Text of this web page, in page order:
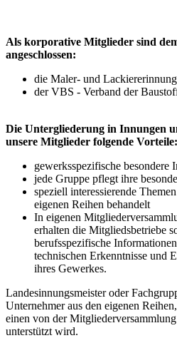
Als korporative Mitglieder sind
angeschlossen:
die Maler- und Lackiererinnung
der VBS - Verband der
Die Untergliederung in Innungen
unsere Mitglieder folgende Vorteile:
gewerksspezifische besondere
jede Gruppe pflegt ihre
speziell interessierende
eigenen Reihen behandelt
In eigenen
erhalten die Mitgliedsbetriebe
berufsspezifische
technischen Erkenntnisse und
ihres Gewerkes.
Landesinnungsmeister oder
Unternehmer aus den eigenen
einen von der
unterstützt wird.